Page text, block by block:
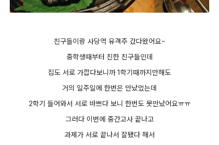
친구들이랑 사당역 유객주 갔다왔어요~
중학생때부터 친한 친구들인데
집도 서로 가깝다보니까 1학기때까지만해도
거의 일주일에 한번은 만났었는데
2학기 들어와서 서로 바쁘다 보니 한번도 못만났어요ㅠㅠ
그러다 이번에 중간고사 끝나고
과제가 서로 끝나서 잘됐다 해서